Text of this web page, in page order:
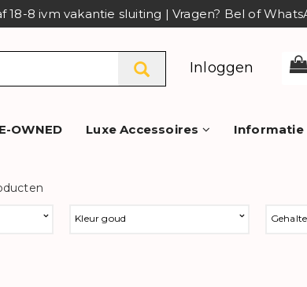
18-8 ivm vakantie sluiting | Vragen? Bel of
Inloggen
OWNED Luxe Accessoires Informatie
Kleur goud Gehalte